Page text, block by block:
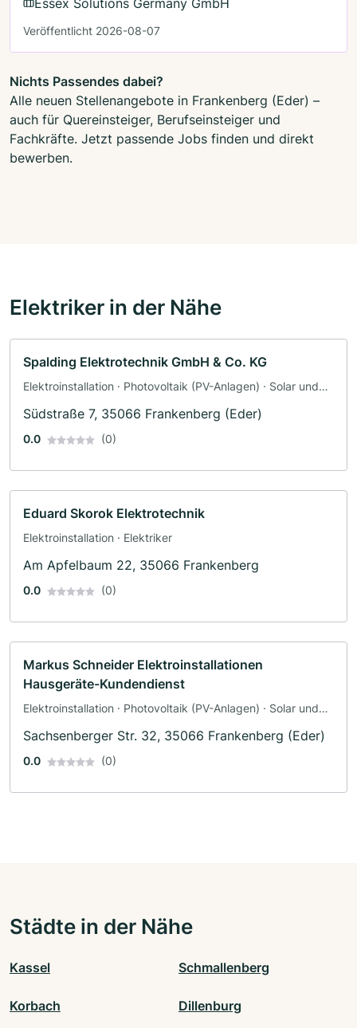
Veröffentlicht 2026-08-07
Nichts Passendes dabei?
Alle neuen Stellenangebote in Frankenberg (Eder) –
auch für Quereinsteiger, Berufseinsteiger und
Fachkräfte. Jetzt passende Jobs finden und direkt
bewerben.
Elektriker in der Nähe
Spalding Elektrotechnik GmbH & Co. KG
Elektroinstallation · Photovoltaik (PV-Anlagen) · Solar und
Südstraße 7, 35066 Frankenberg (Eder)
0.0 (0)
Eduard Skorok Elektrotechnik
Elektroinstallation · Elektriker
Am Apfelbaum 22, 35066 Frankenberg
0.0 (0)
Markus Schneider Elektroinstallationen
Hausgeräte-Kundendienst
Elektroinstallation · Photovoltaik (PV-Anlagen) · Solar und
Sachsenberger Str. 32, 35066 Frankenberg (Eder)
0.0 (0)
Städte in der Nähe
Kassel Schmallenberg
Korbach Dillenburg